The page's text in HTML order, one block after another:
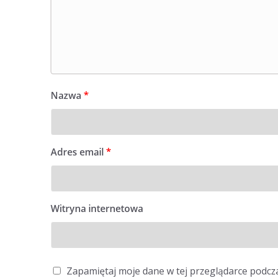
Nazwa *
Adres email*
Witryna internetowa
Zapamiętaj moje dane w tej przeglądarce